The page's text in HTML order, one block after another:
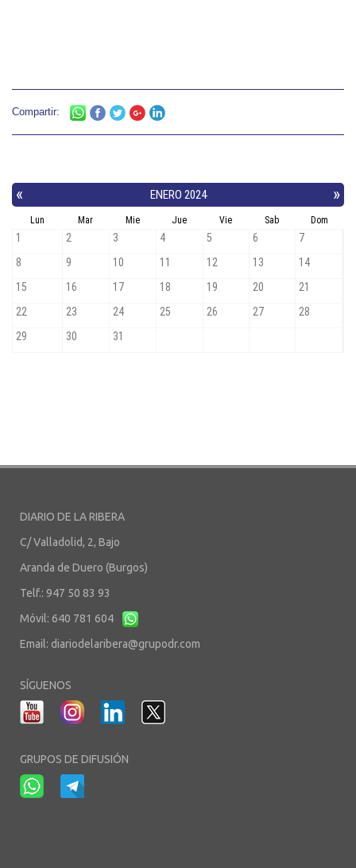
Compartir:
DIARIO DE LA RIBERA
C/ Valladolid, 2, Bajo
Aranda de Duero (Burgos)
Telf.: 947 50 83 93
Móvil: 640 781 604
Email: diariodelaribera@grupodr.com
SÍGUENOS
GRUPOS DE DIFUSIÓN